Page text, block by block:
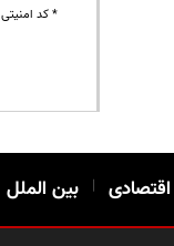
* کد امنیتی
اقتصادی | بین الملل